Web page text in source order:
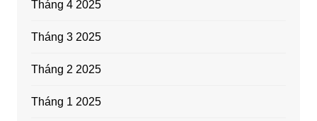
Tháng 4 2025
Tháng 3 2025
Tháng 2 2025
Tháng 1 2025